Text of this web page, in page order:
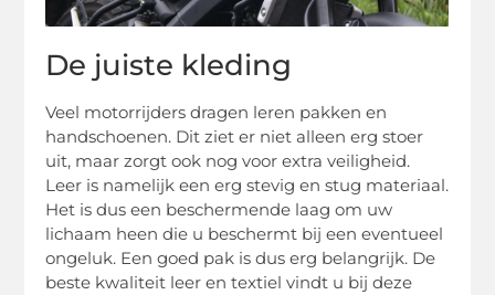
De juiste kleding
Veel motorrijders dragen leren pakken en
handschoenen. Dit ziet er niet alleen erg stoer
uit, maar zorgt ook nog voor extra veiligheid.
Leer is namelijk een erg stevig en stug materiaal.
Het is dus een beschermende laag om uw
lichaam heen die u beschermt bij een eventueel
ongeluk. Een goed pak is dus erg belangrijk. De
beste kwaliteit leer en textiel vindt u bij deze